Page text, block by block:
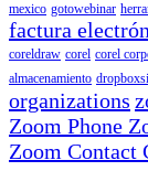
mexico gotowebinar
factura
coreldraw corel corel
almacenamiento
organizations
Zoom Phone
Zoom Contact